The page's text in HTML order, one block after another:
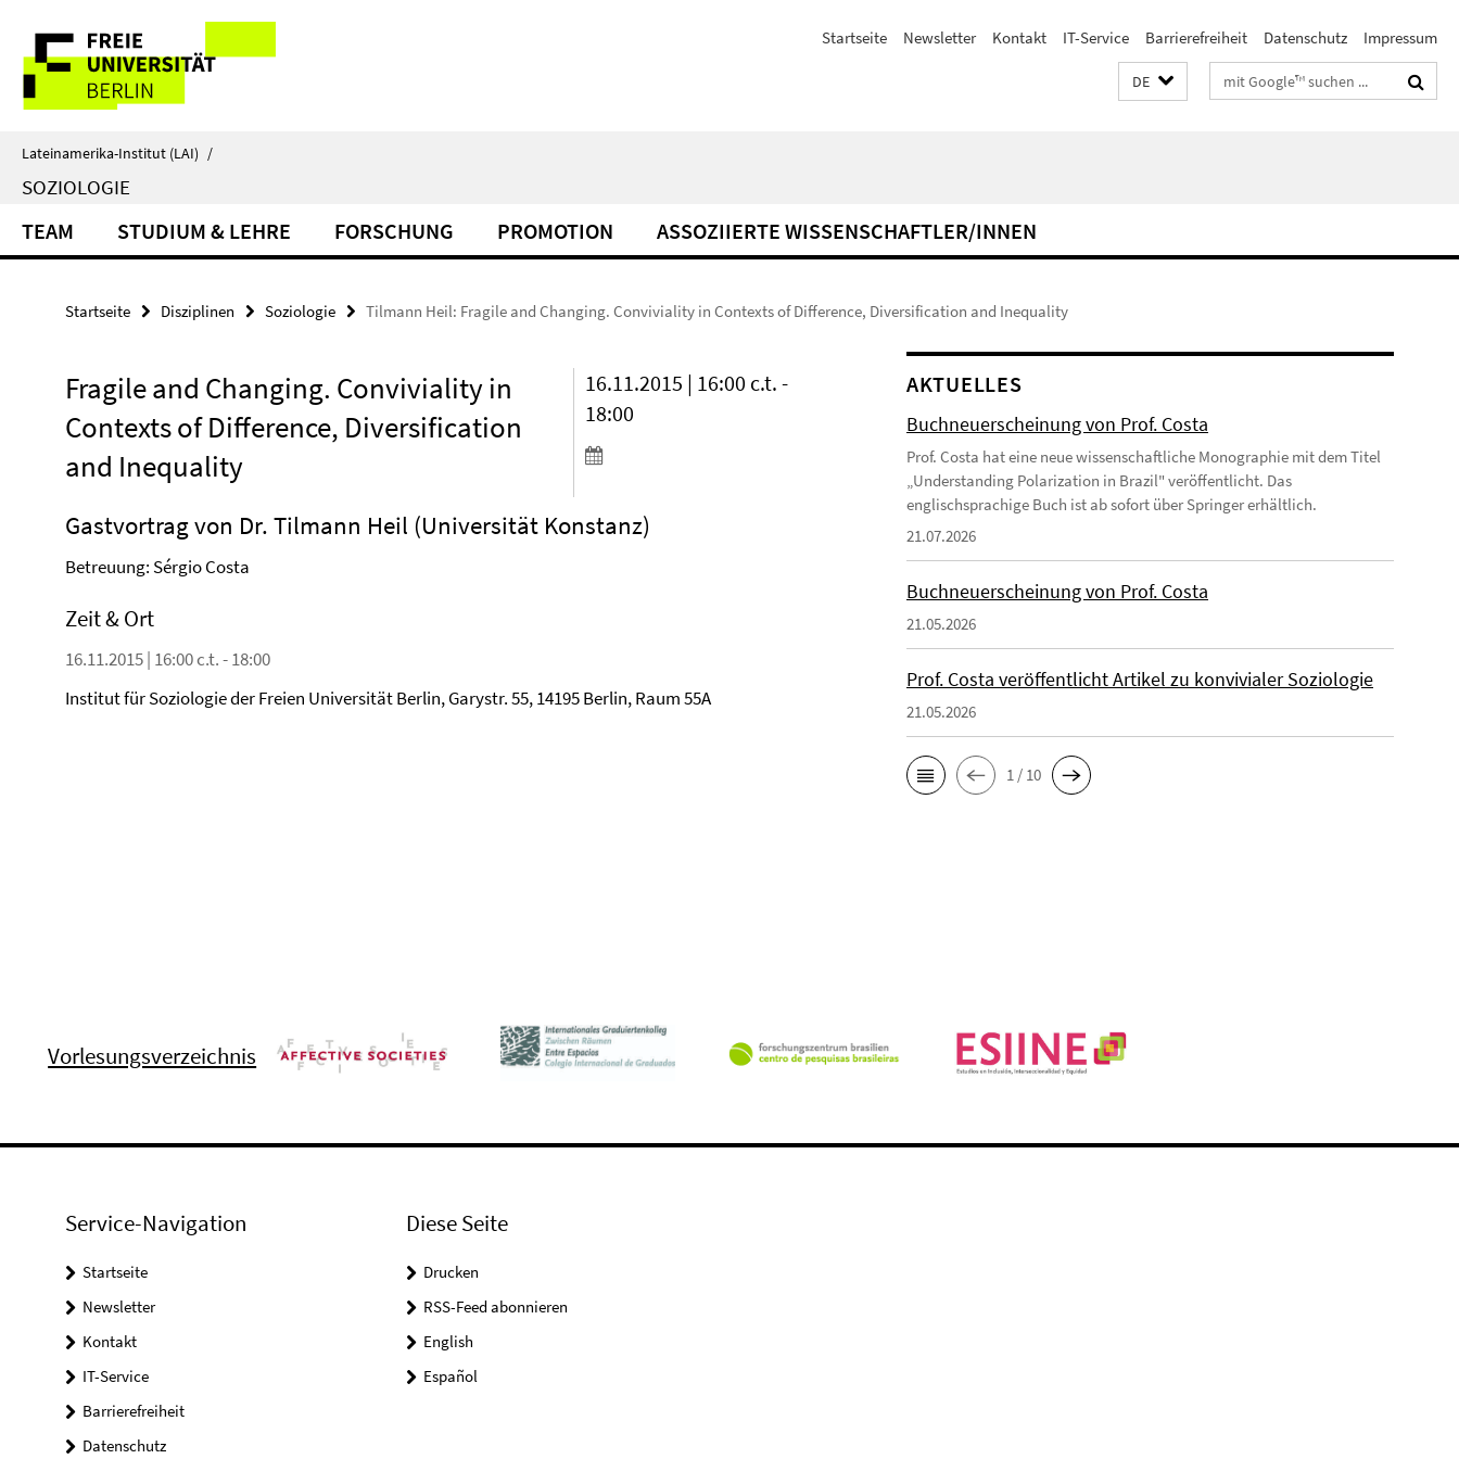
direkt
Inhalt
Service-
Navigation
Startseite Newsletter Kontakt IT-Service Barrierefreiheit Datenschutz Impressum
DE Suchbegriffe
Lateinamerika-Institut (LAI) /
SOZIOLOGIE
TEAM STUDIUM & LEHRE FORSCHUNG PROMOTION ASSOZIIERTE WISSENSCHAFTLER/INNEN
Startseite Disziplinen Soziologie Tilmann Heil: Fragile and Changing. Conviviality in Contexts of Difference, Diversification and Inequality
Fragile and Changing. Conviviality in
Contexts of Difference, Diversification
and Inequality
16.11.2015 | 16:00 c.t. -
18:00
Gastvortrag von Dr. Tilmann Heil (Universität Konstanz)
Betreuung: Sérgio Costa
Zeit & Ort
16.11.2015 | 16:00 c.t. - 18:00
Institut für Soziologie der Freien Universität Berlin, Garystr. 55, 14195 Berlin, Raum 55A
AKTUELLES
Buchneuerscheinung von Prof. Costa
Prof. Costa hat eine neue wissenschaftliche Monographie mit dem Titel
„Understanding Polarization in Brazil" veröffentlicht. Das
englischsprachige Buch ist ab sofort über Springer erhältlich.
21.07.2026
Buchneuerscheinung von Prof. Costa
21.05.2026
Prof. Costa veröffentlicht Artikel zu konvivialer Soziologie
21.05.2026
1 / 10
Vorlesungsverzeichnis
Service-Navigation
Startseite
Newsletter
Kontakt
IT-Service
Barrierefreiheit
Datenschutz
Diese Seite
Drucken
RSS-Feed abonnieren
English
Español